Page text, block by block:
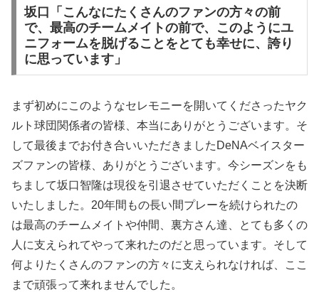
坂口「こんなにたくさんのファンの方々の前
で、最高のチームメイトの前で、このようにユ
ニフォームを脱げることをとても幸せに、誇り
に思っています」
まず初めにこのようなセレモニーを開いてくださったヤク
ルト球団関係者の皆様、本当にありがとうございます。そ
して最後までお付き合いいただきましたDeNAベイスター
ズファンの皆様、ありがとうございます。今シーズンをも
ちまして坂口智隆は現役を引退させていただくことを決断
いたしました。20年間もの長い間プレーを続けられたの
は最高のチームメイトや仲間、裏方さん達、とても多くの
人に支えられてやって来れたのだと思っています。そして
何よりたくさんのファンの方々に支えられなければ、ここ
まで頑張って来れませんでした。